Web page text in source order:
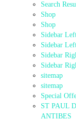
Search
Shop
Shop
Sidebar
Sidebar
Sidebar
Sidebar
sitemap
sitemap
Special
ST PAUL
ANTIBES